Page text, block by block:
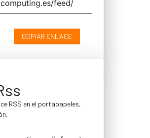
COPIAR ENLACE
RSS en el portapapeles,